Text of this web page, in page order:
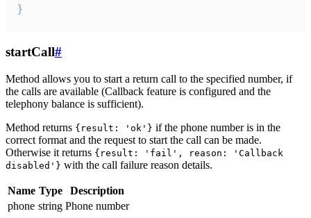
}
startCall#
Method allows you to start a return call to the specified number, if
the calls are available (Callback feature is configured and the
telephony balance is sufficient).
Method returns {result: 'ok'} if the phone number is in the
correct format and the request to start the call can be made.
Otherwise it returns {result: 'fail', reason: 'Callback
disabled'} with the call failure reason details.
Name Type
Description
phone string Phone number